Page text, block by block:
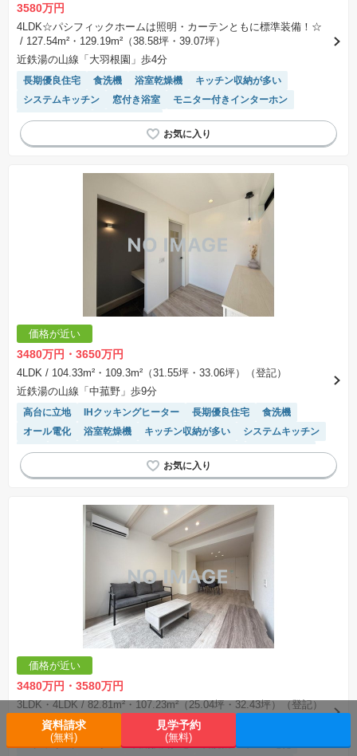
資料請求
(無料)
見学予約
(無料)
3580万円
4LDK☆パシフィックホームは照明・カーテンともに標準装備！☆
/ 127.54m²・129.19m²（38.58坪・39.07坪）
近鉄湯の山線「大羽根園」歩4分
長期優良住宅 食洗機 浴室乾燥機
キッチン収納が多い
システムキッチン
窓付き浴室
モニター付きインターホン
トイレ2個以上
温水洗浄便座
価格が近い
3480万円・3650万円
4LDK / 104.33m²・109.3m²（31.55坪・33.06坪）（登記）
近鉄湯の山線「中菰野」歩9分
高台に立地 IHクッキングヒーター 長期優良住宅
食洗機
オール電化
浴室乾燥機 キッチン収納が多い
システムキッチン
WIC
対面キッチン モニター付きインターホン
閑静な住宅地
価格が近い
3480万円・3580万円
3LDK・4LDK/ 82.81m²・107.23m²（25.04坪・32.43坪）（登記）
近鉄湯の山線「大羽根園」歩9分
IHクッキングヒーター 長期優良住宅